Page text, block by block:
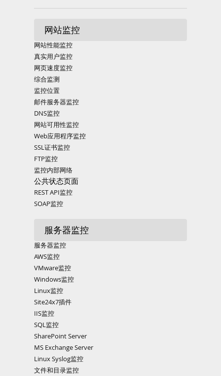
网站监控
网站性能监控
真实用户监控
网页速度监控
综合监测
监控位置
邮件服务器监控
DNS监控
网站可用性监控
Web应用程序监控
SSL证书监控
FTP监控
监控内部网络
公共状态页面
REST API监控
SOAP监控
服务器监控
服务器监控
AWS监控
VMware监控
Windows监控
Linux监控
Site24x7插件
IIS监控
SQL监控
SharePoint Server
MS Exchange Server
Linux Syslog监控
文件和目录监控